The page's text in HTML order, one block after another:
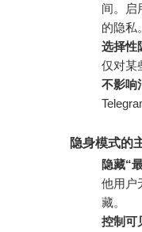
间。启
的隐私。
选择性
仅对某
不影响
隐身模式的
隐藏“
他用户
藏。
控制可